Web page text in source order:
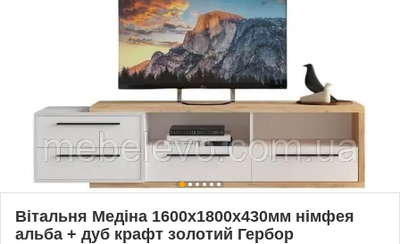
Вітальня Медіна 1600х1800х430мм німфея
альба + дуб крафт золотий Гербор